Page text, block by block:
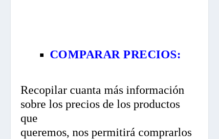
COMPARAR PRECIOS:
Recopilar cuanta más información
sobre los precios de los productos
que
queremos, nos permitirá comprarlos